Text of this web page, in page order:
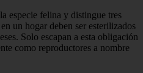
especie felina y distingue tres
un hogar deben ser esterilizados
Solo escapan a esta obligación
como reproductores a nombre